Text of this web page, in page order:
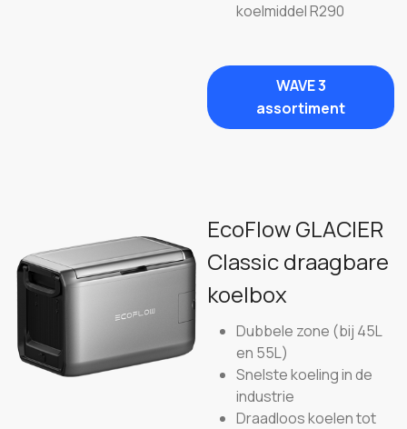
koelmiddel R290
WAVE 3
assortiment
EcoFlow GLACIER
Classic draagbare
koelbox
Dubbele zone (bij 45L
en 55L)
Snelste koeling in de
industrie
Draadloos koelen tot